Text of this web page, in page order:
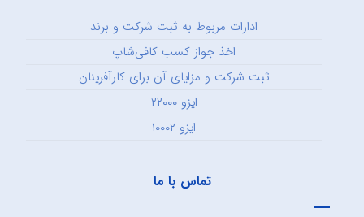
ادارات مربوط به ثبت شرکت و برند
اخذ جواز کسب کافی‌شاپ
ثبت شرکت و مزایای آن برای کارآفرینان
ایزو ۲۲۰۰۰
ایزو ۱۰۰۰۲
تماس با ما